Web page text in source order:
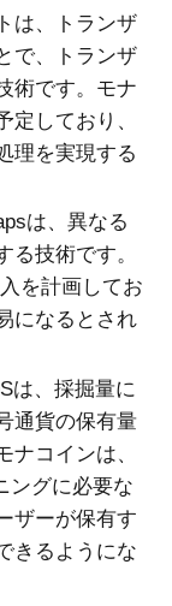
は、トランザ
で、トランザ
術です。モナ
定しており、
理を実現する
は、異なる
る技術です。
を計画してお
になるとされ
は、採掘量に
通貨の保有量
ナコインは、
ングに必要な
ザーが保有す
きるようにな